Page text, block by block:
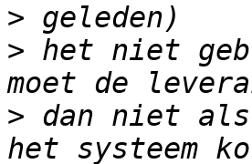
>
> het niet
> dan niet